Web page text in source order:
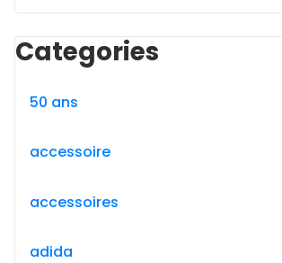
Categories
50 ans
accessoire
accessoires
adida